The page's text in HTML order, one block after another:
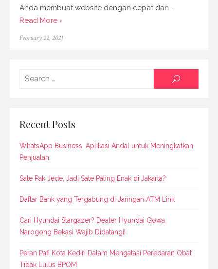
Anda membuat website dengan cepat dan …
Read More ›
Posted
February 22, 2021
SEARCH
Recent Posts
WhatsApp Business, Aplikasi Andal untuk Meningkatkan
Penjualan
Sate Pak Jede, Jadi Sate Paling Enak di Jakarta?
Daftar Bank yang Tergabung di Jaringan ATM Link
Cari Hyundai Stargazer? Dealer Hyundai Gowa
Narogong Bekasi Wajib Didatangi!
Peran Pafi Kota Kediri Dalam Mengatasi Peredaran Obat
Tidak Lulus BPOM